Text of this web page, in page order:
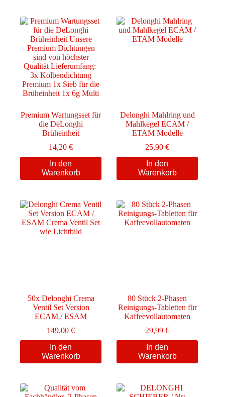
auf.
Die
Optionen
Premium Wartungsset für
die DeLonghi
Brüheinheit
14,20€
In den
Warenkorb
Delonghi Mahlring und
Mahlkegel ECAM /
ETAM Modelle
25,90€
In den
Warenkorb
50x Delonghi Crema
Ventil Set Version
ECAM / ESAM
149,00€
In den
Warenkorb
80 Stück 2-Phasen
Reinigungs-Tabletten für
Kaffeevollautomaten
29,99€
In den
Warenkorb